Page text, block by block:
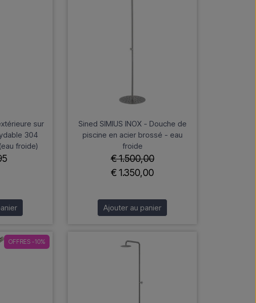
sur
304
froide)
Sined SIMIUS INOX - Douche de
piscine en acier brossé - eau
froide
€ 1.500,00
€ 1.350,00
Ajouter au panier
OFFRES -10%